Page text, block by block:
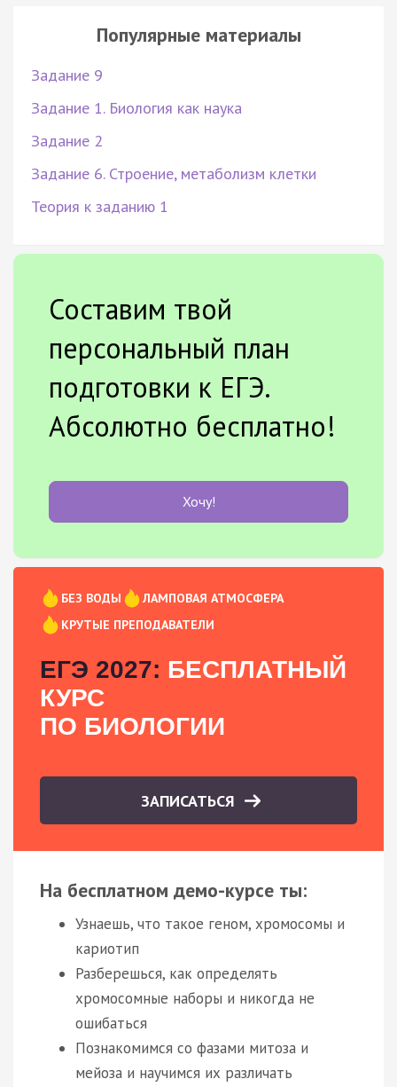
Популярные материалы
Задание 9
Задание 1. Биология как наука
Задание 2
Задание 6. Строение, метаболизм клетки
Теория к заданию 1
Составим твой
персональный план
подготовки к ЕГЭ.
Абсолютно бесплатно!
Хочу!
БЕЗ ВОДЫ
ЛАМПОВАЯ АТМОСФЕРА
КРУТЫЕ ПРЕПОДАВАТЕЛИ
ЕГЭ 2027: БЕСПЛАТНЫЙ
КУРС
ПО БИОЛОГИИ
ЗАПИСАТЬСЯ
На бесплатном демо-курсе ты:
Узнаешь, что такое геном, хромосомы и
кариотип
Разберешься, как определять
хромосомные наборы и никогда не
ошибаться
Познакомимся со фазами митоза и
мейоза и научимся их различать